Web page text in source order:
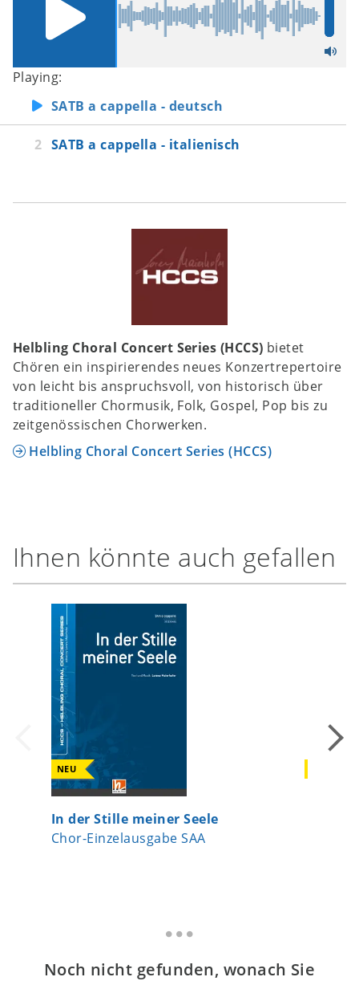
Playing:
SATB a cappella - deutsch
SATB a cappella - italienisch
Helbling Choral Concert Series (HCCS) bietet
Chören ein inspirierendes neues Konzertrepertoire
von leicht bis anspruchsvoll, von historisch über
traditioneller Chormusik, Folk, Gospel, Pop bis zu
zeitgenössischen Chorwerken.
Helbling Choral Concert Series (HCCS)
Ihnen könnte auch gefallen
NEU
In der Stille meiner Seele
Chor-Einzelausgabe SAA
Noch nicht gefunden, wonach Sie